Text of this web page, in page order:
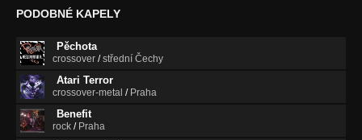
PODOBNÉ KAPELY
Pěchota
crossover /střední Čechy
Atari Terror
crossover-metal / Praha
Benefit
rock / Praha